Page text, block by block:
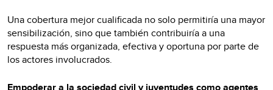
Una cobertura mejor cualificada no solo permitiría una mayor
sensibilización, sino que también contribuiría a una
respuesta más organizada, efectiva y oportuna por parte de
los actores involucrados.